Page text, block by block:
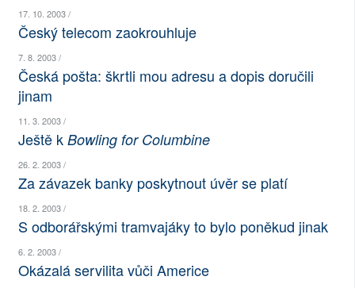
RUBRIKY
PLNÁ VERZE STRÁNEK
17. 10. 2003 /
Český telecom zaokrouhluje
7. 8. 2003 /
Česká pošta: škrtli mou adresu a dopis doručili
jinam
11. 3. 2003 /
Ještě kBowling for Columbine
26. 2. 2003 /
Za závazek banky poskytnout úvěr se platí
18. 2. 2003 /
S odborářskými tramvajáky to bylo poněkud jinak
6. 2. 2003 /
Okázalá servilita vůči Americe